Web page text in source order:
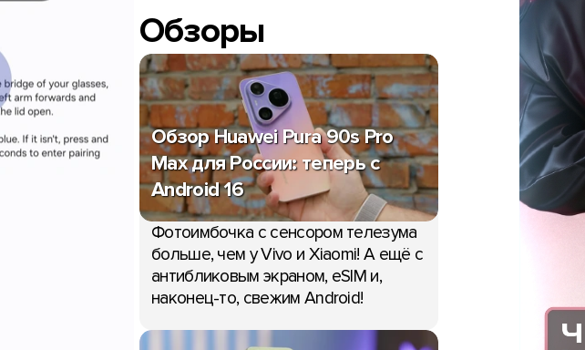
Обзоры
Обзор Huawei Pura 90s Pro
Max для России: теперь с
Android 16
Фотоимбочка с сенсором телезума
больше, чем у Vivo и Xiaomi! А ещё с
антибликовым экраном, eSIM и,
наконец-то, свежим Android!